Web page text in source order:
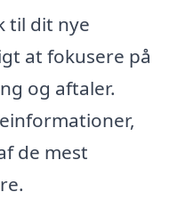
til dit nye
at fokusere på
og aftaler.
de mest